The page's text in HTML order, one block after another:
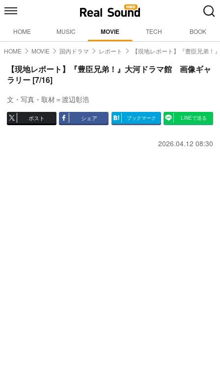
HOME MUSIC MOVIE TECH BOOK
HOME MOVIE 国内ドラマ レポート 【現地レポート】『豊臣兄弟！
【現地レポート】『豊臣兄弟！』大河ドラマ館 画像ギャ
ラリー [7/16]
文・写真・取材＝渡辺彰浩
ポスト シェア ブックマーク LINEで送る
2026.04.12 08:30